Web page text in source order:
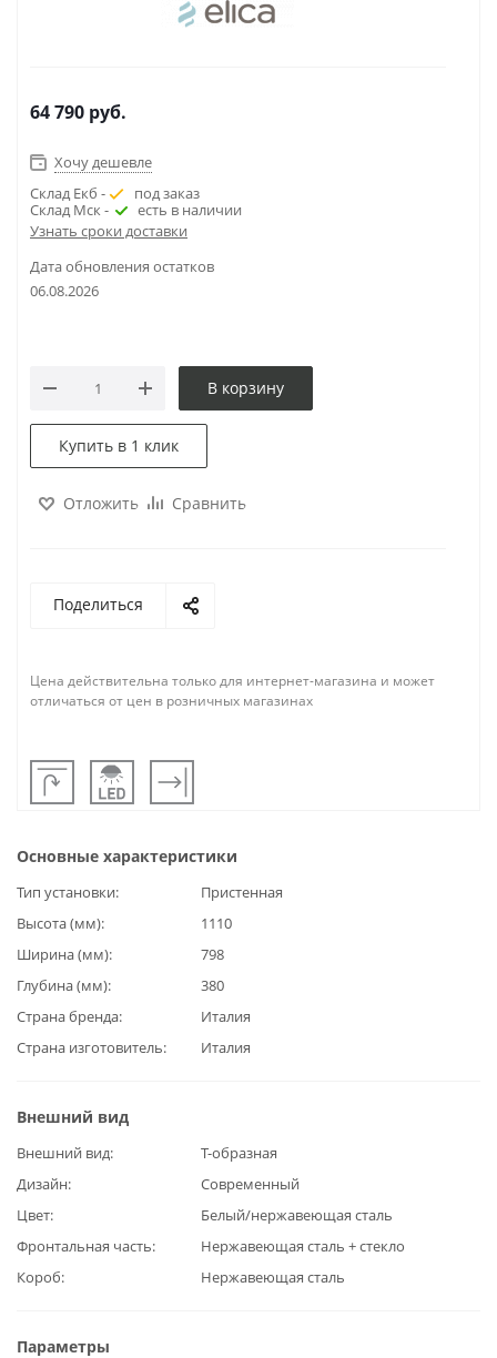
64 790 руб.
Хочу дешевле
Склад Екб -
под заказ
Склад Мск -
есть в наличии
Узнать сроки доставки
Дата обновления остатков
06.08.2026
В корзину
Купить в 1 клик
Отложить Сравнить
Поделиться
Цена действительна только для интернет-магазина и может
отличаться от цен в розничных магазинах
Основные характеристики
Тип установки
Пристенная
Высота (мм)
1110
Ширина (мм)
798
Глубина (мм)
380
Страна бренда
Италия
Страна изготовитель
Италия
Внешний вид
Внешний вид
Т-образная
Дизайн
Современный
Цвет
Белый/нержавеющая сталь
Фронтальная часть
Нержавеющая сталь + стекло
Короб
Нержавеющая сталь
Параметры